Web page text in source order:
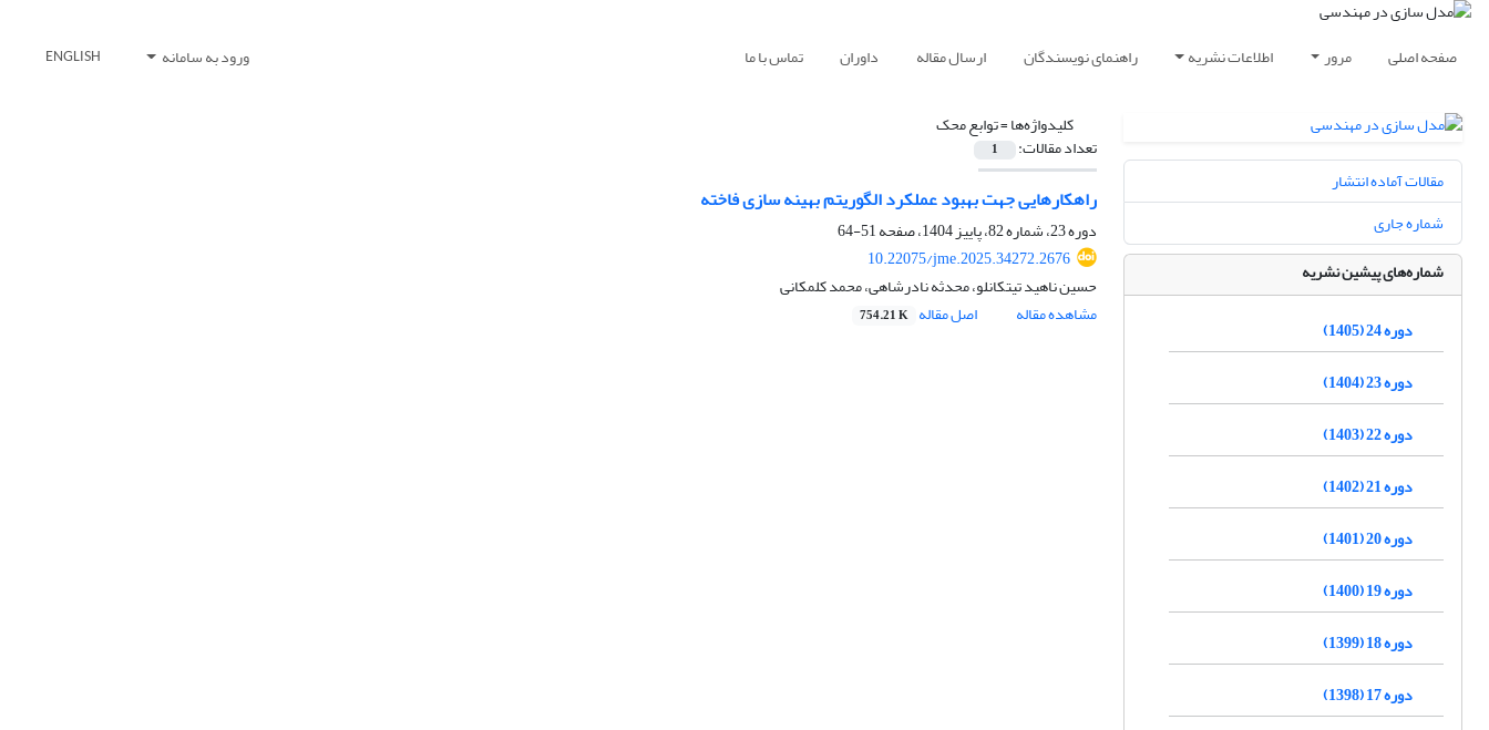
صفحه اصلی مرور اطلاعات نشریه راهنمای نویسندگان ارسال مقاله داوران تماس با ما ورود به سامانه ENGLISH
کلیدواژه‌ها =توابع محک
تعداد مقالات: 1
راهکارهایی جهت بهبود عملکرد الگوریتم بهینه سازی فاخته
دوره 23، شماره 82، پاییز 1404، صفحه
51-64
10.22075/jme.2025.34272.2676
حسین ناهید تیتکانلو، محدثه نادرشاهی، محمد کلمکانی
مشاهده مقاله
اصل مقاله 754.21 K
مقالات آماده انتشار
شماره جاری
شماره‌های پیشین نشریه
دوره 24 (1405)
دوره 23 (1404)
دوره 22 (1403)
دوره 21 (1402)
دوره 20 (1401)
دوره 19 (1400)
دوره 18 (1399)
دوره 17 (1398)